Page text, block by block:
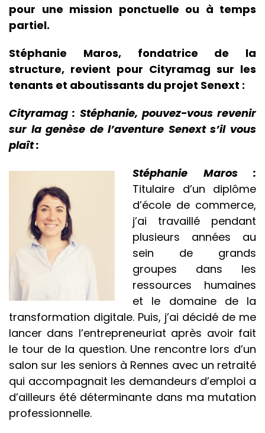
pour une mission ponctuelle ou à temps
partiel.
Stéphanie Maros, fondatrice de la
structure, revient pour Cityramag sur les
tenants et aboutissants du projet Senext :
Cityramag : Stéphanie, pouvez-vous revenir
sur la genèse de l’aventure Senext s’il vous
plaît :
Stéphanie Maros :
Titulaire d’un diplôme
d’école de commerce,
j’ai travaillé pendant
plusieurs années au
sein de grands
groupes dans les
ressources humaines
et le domaine de la
transformation digitale. Puis, j’ai décidé de me
lancer dans l’entrepreneuriat après avoir fait
le tour de la question. Une rencontre lors d’un
salon sur les seniors à Rennes avec un retraité
qui accompagnait les demandeurs d’emploi a
d’ailleurs été déterminante dans ma mutation
professionnelle.